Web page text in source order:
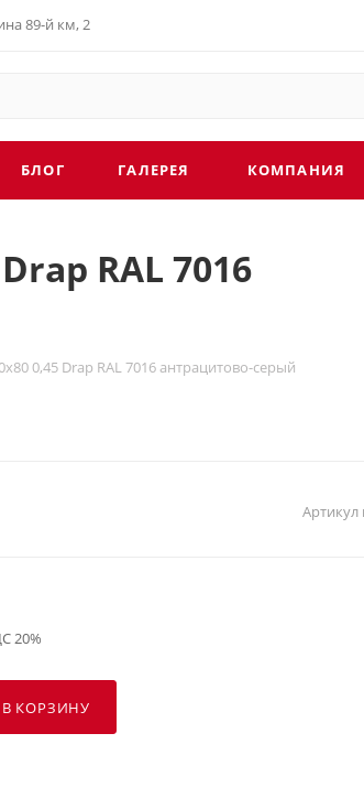
89-й км, 2
БЛОГ ГАЛЕРЕЯ КОМПАНИЯ
RAL 7016
0,45 Drap RAL 7016 антрацитово-серый
20%
В КОРЗИНУ